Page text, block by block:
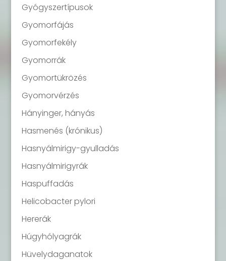
Gyógyszertípusok
Gyomorfájás
Gyomorfekély
Gyomorrák
Gyomortükrözés
Gyomorvérzés
Hányinger, hányás
Hasmenés (krónikus)
Hasnyálmirigy-gyulladás
Hasnyálmirigyrák
Haspuffadás
Helicobacter pylori
Hererák
Húgyhólyagrák
Hüvelydaganatok